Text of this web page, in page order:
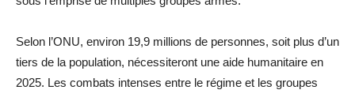
Selon l’ONU, environ 19,9 millions de personnes, soit plus d’un
tiers de la population, nécessiteront une aide humanitaire en
2025. Les combats intenses entre le régime et les groupes